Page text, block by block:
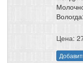
Цена: